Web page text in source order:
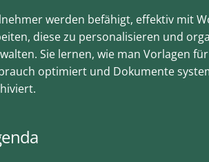
werden befähigt, effektiv mit
diese zu personalisieren und
Sie lernen, wie man Vorlagen
optimiert und Dokumente